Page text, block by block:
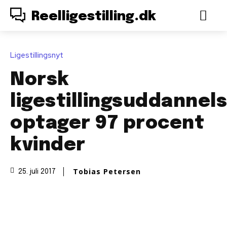
Reelligestilling.dk
Ligestillingsnyt
Norsk
optager 97 procent
kvinder
25. juli 2017 Tobias Petersen